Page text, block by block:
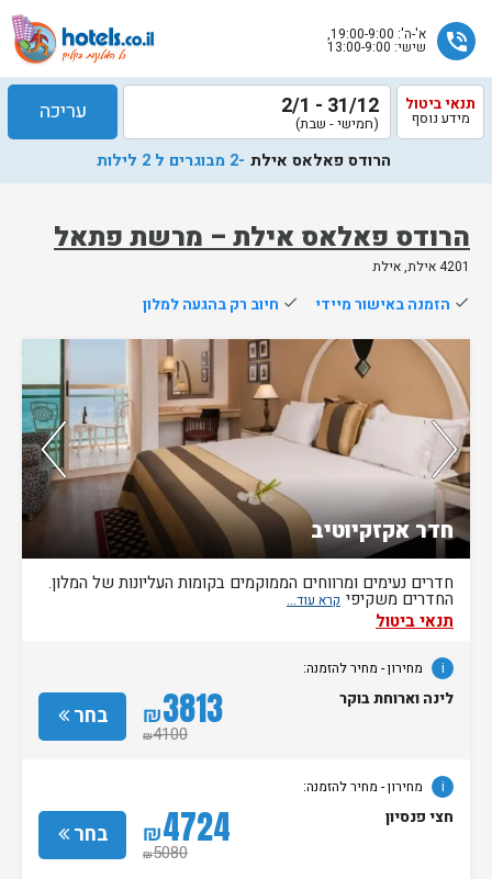
phone_in_talk א'-ה': 19:00-9:00,
שישי: 13:00-9:00
הרודס פאלאס אילת – מרשת פתאל
4201 אילת, אילת
תנאי ביטול
מידע נוסף 31/12 - 2/1
(חמישי - שבת) עריכה
הרודס פאלאס אילת -2 מבוגרים ל 2 לילות
done הזמנה באישור מיידי done חיוב רק בהגעה למלון
נותרו 2 חדרים אחרונים בממשק!
חדר אקזקיוטיב
חדרים נעימים ומרווחים הממוקמים בקומות העליונות של המלון.
החדרים משקיפי
תנאי ביטול
i מחירון- מחיר להזמנה:
בחר ₪3813
₪4100
לינה וארוחת בוקר
i מחירון- מחיר להזמנה:
בחר ₪4724
₪5080
חצי פנסיון
שלח
הוטלס
בשעות